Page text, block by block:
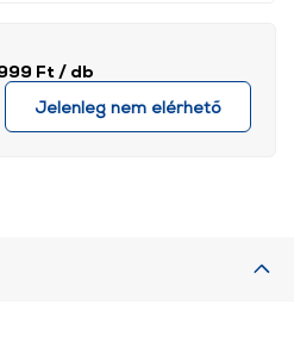
Ft / db
Jelenleg nem elérhető